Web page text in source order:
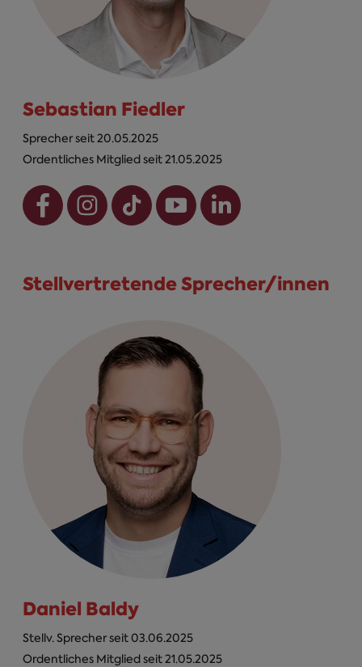
Sebastian Fiedler
Sprecher seit 20.05.2025
Ordentliches Mitglied seit 21.05.2025
Stellvertretende Sprecher/innen
Daniel Baldy
Stellv. Sprecher seit 03.06.2025
Ordentliches Mitglied seit 21.05.2025